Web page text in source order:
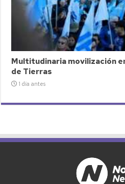
Multitudinaria movilización
de Tierras
1 día antes